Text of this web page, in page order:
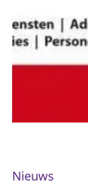
Nieuws